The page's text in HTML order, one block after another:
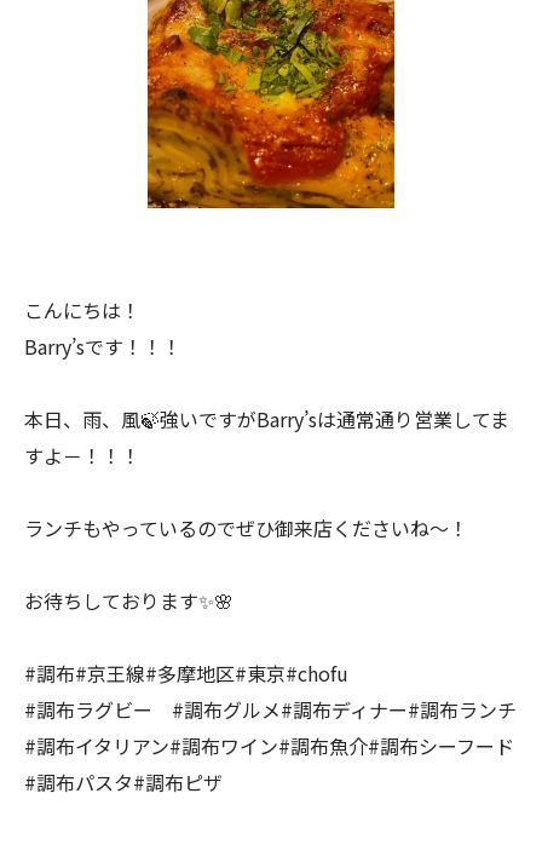
こんにちは！
Barry’sです！！！
本日、雨、風🍃強いですがBarry’sは通常通り営業してま
すよ－！！！
ランチもやっているのでぜひ御来店くださいね～！
お待ちしております✨️🌸
#調布#京王線#多摩地区#東京#chofu
#調布ラグビー #調布グルメ#調布ディナー#調布ランチ
#調布イタリアン#調布ワイン#調布魚介#調布シーフード
#調布パスタ#調布ピザ